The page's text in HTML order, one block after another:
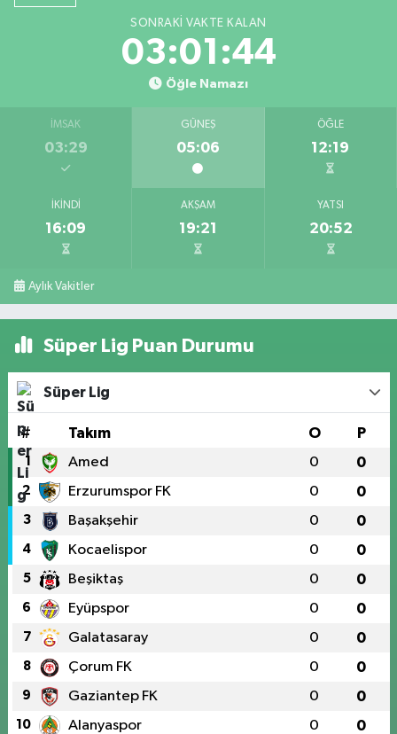
SONRAKI VAKTE KALAN
03:01:43
Öğle Namazı
İMSAK
03:29
GÜNEŞ
05:06
ÖĞLE
12:19
İKINDI
16:09
AKŞAM
19:21
YATSI
20:52
Aylık Vakitler
Süper Lig Puan Durumu
Süper Lig
# Takım O P
1 Amed 0 0
2 Erzurumspor FK 0 0
3 Başakşehir 0 0
4 Kocaelispor 0 0
5 Beşiktaş 0 0
6 Eyüpspor 0 0
7 Galatasaray 0 0
8 Çorum FK 0 0
9 Gaziantep FK 0 0
10 Alanyaspor 0 0